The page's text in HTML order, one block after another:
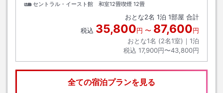
セントラル・イースト館 和室12畳喫煙 12畳
おとな2名 1泊 1部屋 合計
税込 35,800円 〜 87,600円
おとな1名 (2名1室)｜ 1泊
税込 17,900円〜43,800円
全ての宿泊プランを見る